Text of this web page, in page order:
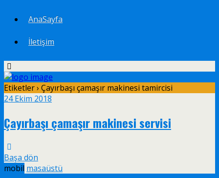
AnaSayfa
İletişim
Etiketler › Çayırbaşı çamaşır makinesi tamircisi
24 Ekim 2018
Çayırbaşı çamaşır makinesi servisi
Başa dön
mobil masaüstü